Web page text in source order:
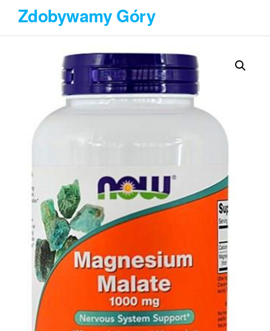
Przejdź
treści
Zdobywamy Góry